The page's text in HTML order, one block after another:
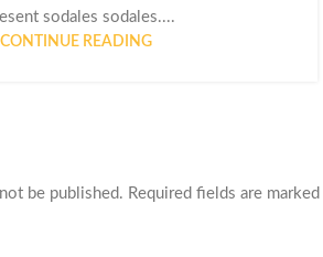
sodales sodales....
CONTINUE READING
be published. Required fields are marked